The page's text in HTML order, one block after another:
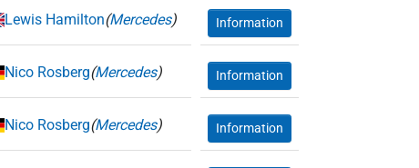
Lewis Hamilton(Mercedes) Information
Nico Rosberg(Mercedes) Information
Nico Rosberg(Mercedes) Information